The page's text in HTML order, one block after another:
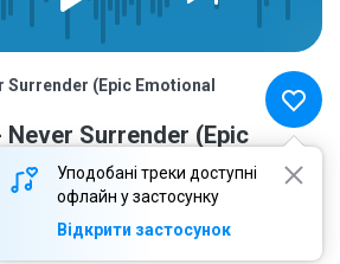
Уподобані треки доступні
офлайн у застосунку
Відкрити застосунок
Surrender (Epic Emotional
Never Surrender (Epic
Rock)
extreme music - never surrender (epic emotional vocal rock)